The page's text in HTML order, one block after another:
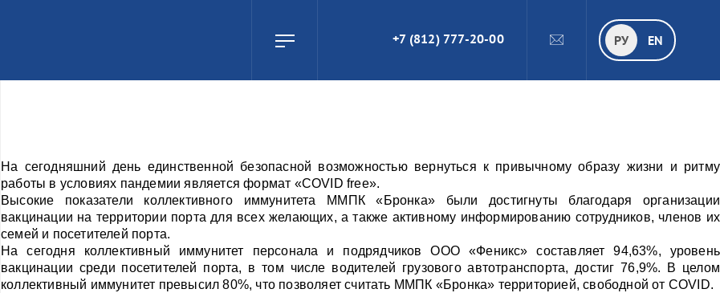
ПОИСК+7 (812) 777-20-00 РУ EN
РУ
На сегодняшний день единственной безопасной возможностью вернуться к привычному образу жизни и ритму
работы в условиях пандемии является формат «COVID free».
Высокие показатели коллективного иммунитета ММПК «Бронка» были достигнуты благодаря организации
вакцинации на территории порта для всех желающих, а также активному информированию сотрудников, членов их
семей и посетителей порта.
На сегодня коллективный иммунитет персонала и подрядчиков ООО «Феникс» составляет 94,63%, уровень
вакцинации среди посетителей порта, в том числе водителей грузового автотранспорта, достиг 76,9%. В целом
коллективный иммунитет превысил 80%, что позволяет считать ММПК «Бронка» территорией, свободной от COVID.